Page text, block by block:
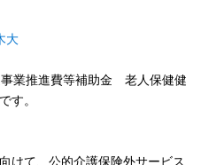
大
事業推進費等補助金 老人保健健
す。
けて、公的介護保険外サービス